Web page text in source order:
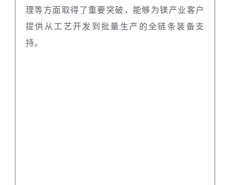
理等方面取得了重要突破，能够为镁产业客户
提供从工艺开发到批量生产的全链条装备支
持。